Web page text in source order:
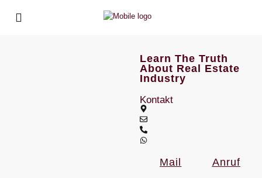
Learn The Truth
About Real Estate
Industry
Kontakt
Mail Anruf